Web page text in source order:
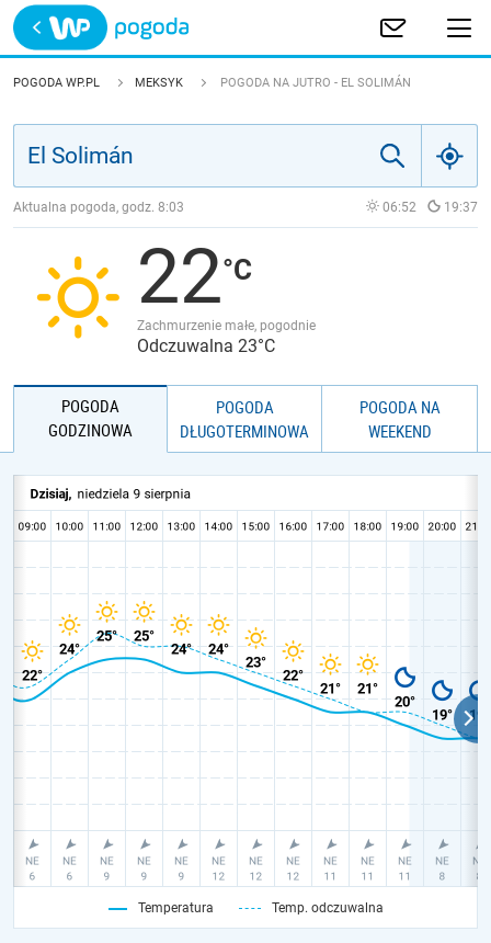
Trwa ładowanie
POLSKA
JAKOŚĆ POWIETRZA
POGODA WP.PL MEKSYK POGODA NA JUTRO - EL SOLIMÁN
Aktualna pogoda, godz. 8:03 06:52 19:37
22
Zachmurzenie małe, pogodnie
Odczuwalna 23°C
POGODA
GODZINOWA
POGODA
DŁUGOTERMINOWA
POGODA NA
WEEKEND
Temperatura Temp. odczuwalna